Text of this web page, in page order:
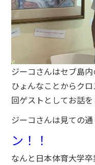
ジーコさんはセブ島
ひょんなことからク
回ゲストとしてお話
ジーコさんは見ての通
ン！！
なんと日本体育大学卒